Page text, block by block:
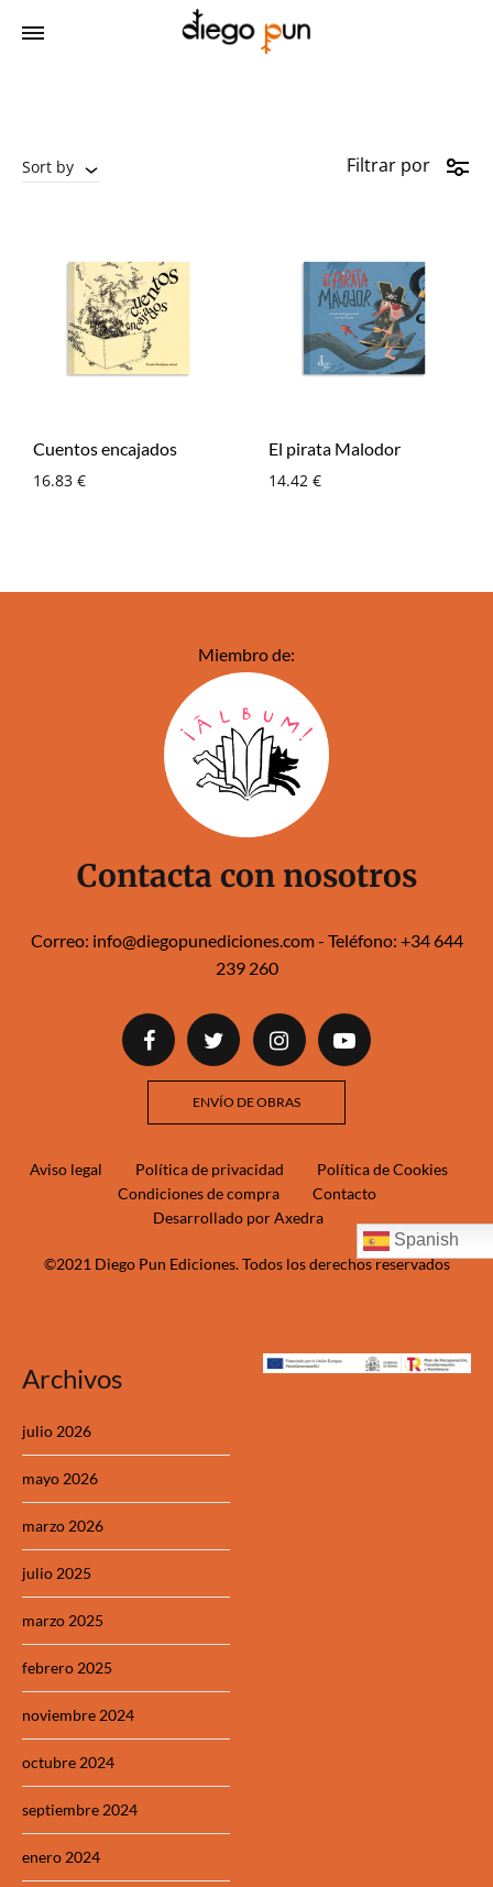
Sort by Filtrar por
Cuentos encajados
16.83 €
El pirata Malodor
14.42 €
Miembro de:
Contacta con nosotros
Correo: info@diegopunediciones.com- Teléfono: +34 644
239 260‬‬
ENVÍO DE OBRAS
©2021 Diego Pun Ediciones. Todos los derechos reservados
Aviso legal Política de privacidad
Política de Cookies
Condiciones de compra
Contacto
Desarrollado por Axedra
Spanish
Archivos
julio 2026
mayo 2026
marzo 2026
julio 2025
marzo 2025
febrero 2025
noviembre 2024
octubre 2024
septiembre 2024
enero 2024